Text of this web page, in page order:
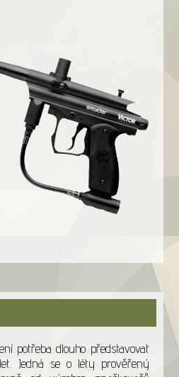
potřeba dlouho představovat
Jedná se o léty prověřený